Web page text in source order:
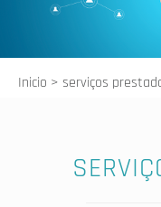
Inicio > serviços